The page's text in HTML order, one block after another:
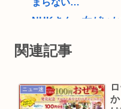
NHKさん、女がい
あのちゃんさん、完
愛知県最強のスー
関連記事
ニュー速